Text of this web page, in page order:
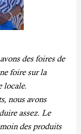
des foires de
foire sur la
locale.
nous avons
assez. Le
des produits